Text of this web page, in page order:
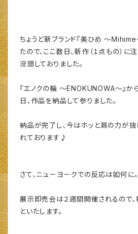
ちょうど新ブランド『美ひめ ～Mihime
たので、ここ数日、新作（１点もの）に
没頭しておりました。
『エノクの輪 ～ENOKUNOWA～』か
日、作品を納品して参りました。
納品が完了し、今はホッと肩の力が抜
れております♪
さて、ニューヨークでの反応は如何に。
展示即売会は２週間開催されるので
といたします。